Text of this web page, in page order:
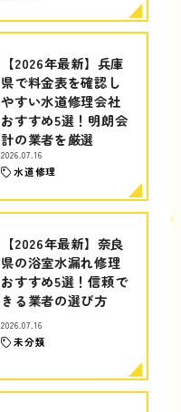
【2026年最新】兵庫
県で料金表を確認し
やすい水道修理会社
おすすめ5選！明朗会
計の業者を厳選
2026.07.16
水道修理
【2026年最新】奈良
県の浴室水漏れ修理
おすすめ5選！信頼で
きる業者の選び方
2026.07.16
未分類